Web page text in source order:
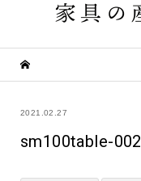
2021.02.27
sm100table-002